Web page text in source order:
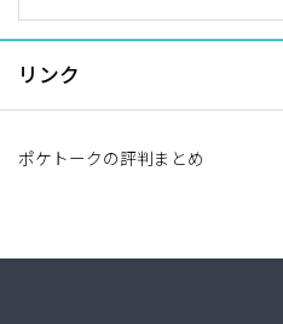
リンク
ポケトークの評判まとめ